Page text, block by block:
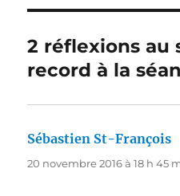
2 réflexions au
record à la
Sébastien St-François
20 novembre 2016 à 18 h 45